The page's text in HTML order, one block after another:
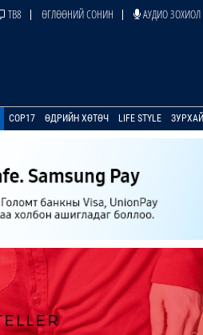
ТВ8 ӨГЛӨӨНИЙ СОНИН АУДИО ЗОХИОЛ
COP17 ӨДРИЙН ХӨТӨЧ LIFE STYLE ЗУРХАЙ